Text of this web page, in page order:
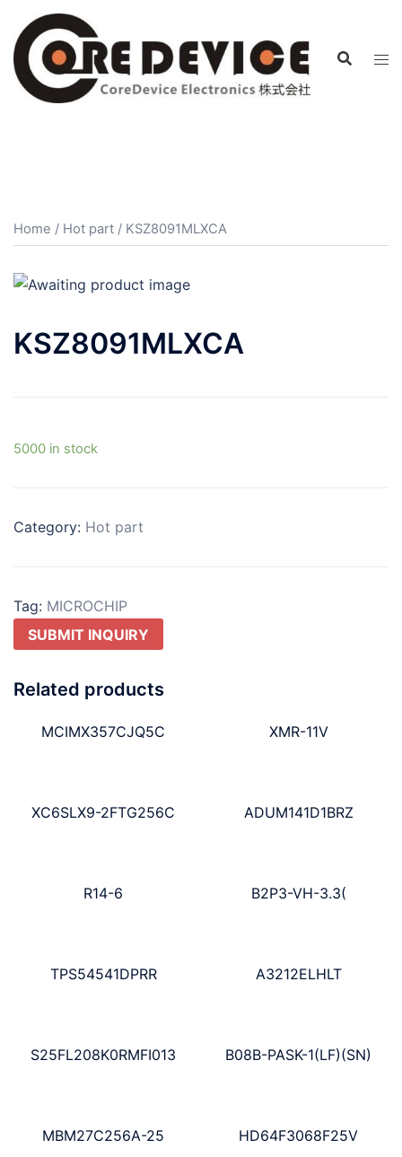
Home / Hot part / KSZ8091MLXCA
KSZ8091MLXCA
5000 in stock
Category: Hot part
Tag: MICROCHIP
SUBMIT INQUIRY
Related products
MCIMX357CJQ5C XMR-11V
XC6SLX9-2FTG256C ADUM141D1BRZ
R14-6 B2P3-VH-3.3(
TPS54541DPRR A3212ELHLT
S25FL208K0RMFI013 B08B-PASK-1(LF)(SN)
MBM27C256A-25 HD64F3068F25V